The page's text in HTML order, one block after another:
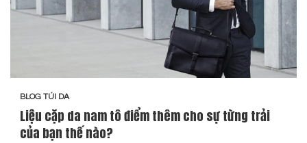
BLOG TÚI DA
Liệu cặp da nam tô điểm thêm cho sự từng trải
của bạn thế nào?